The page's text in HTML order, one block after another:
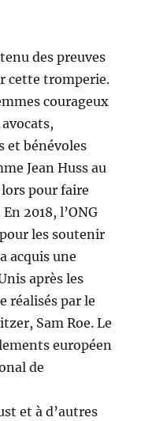
des preuves
cette tromperie.
courageux
et bénévoles
Jean Huss au
pour faire
2018, l’ONG
les soutenir
acquis une
après les
réalisés par le
Sam Roe. Le
européen
de
et à d’autres